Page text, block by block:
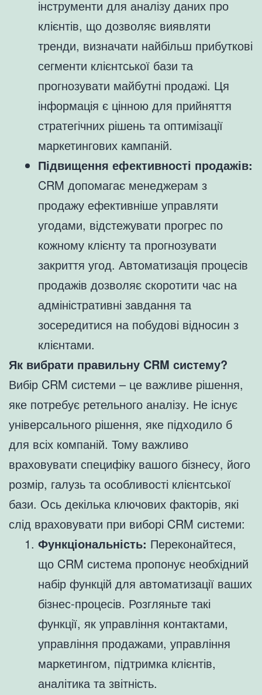
інструменти для аналізу даних про
клієнтів, що дозволяє виявляти
тренди, визначати найбільш прибуткові
сегменти клієнтської бази та
прогнозувати майбутні продажі. Ця
інформація є цінною для прийняття
стратегічних рішень та оптимізації
маркетингових кампаній.
Підвищення ефективності продажів:
CRM допомагає менеджерам з
продажу ефективніше управляти
угодами, відстежувати прогрес по
кожному клієнту та прогнозувати
закриття угод. Автоматизація процесів
продажів дозволяє скоротити час на
адміністративні завдання та
зосередитися на побудові відносин з
клієнтами.
Як вибрати правильну CRM систему?
Вибір CRM системи – це важливе рішення,
яке потребує ретельного аналізу. Не існує
універсального рішення, яке підходило б
для всіх компаній. Тому важливо
враховувати специфіку вашого бізнесу, його
розмір, галузь та особливості клієнтської
бази. Ось декілька ключових факторів, які
слід враховувати при виборі CRM системи:
Функціональність: Переконайтеся,
що CRM система пропонує необхідний
набір функцій для автоматизації ваших
бізнес-процесів. Розгляньте такі
функції, як управління контактами,
управління продажами, управління
маркетингом, підтримка клієнтів,
аналітика та звітність.